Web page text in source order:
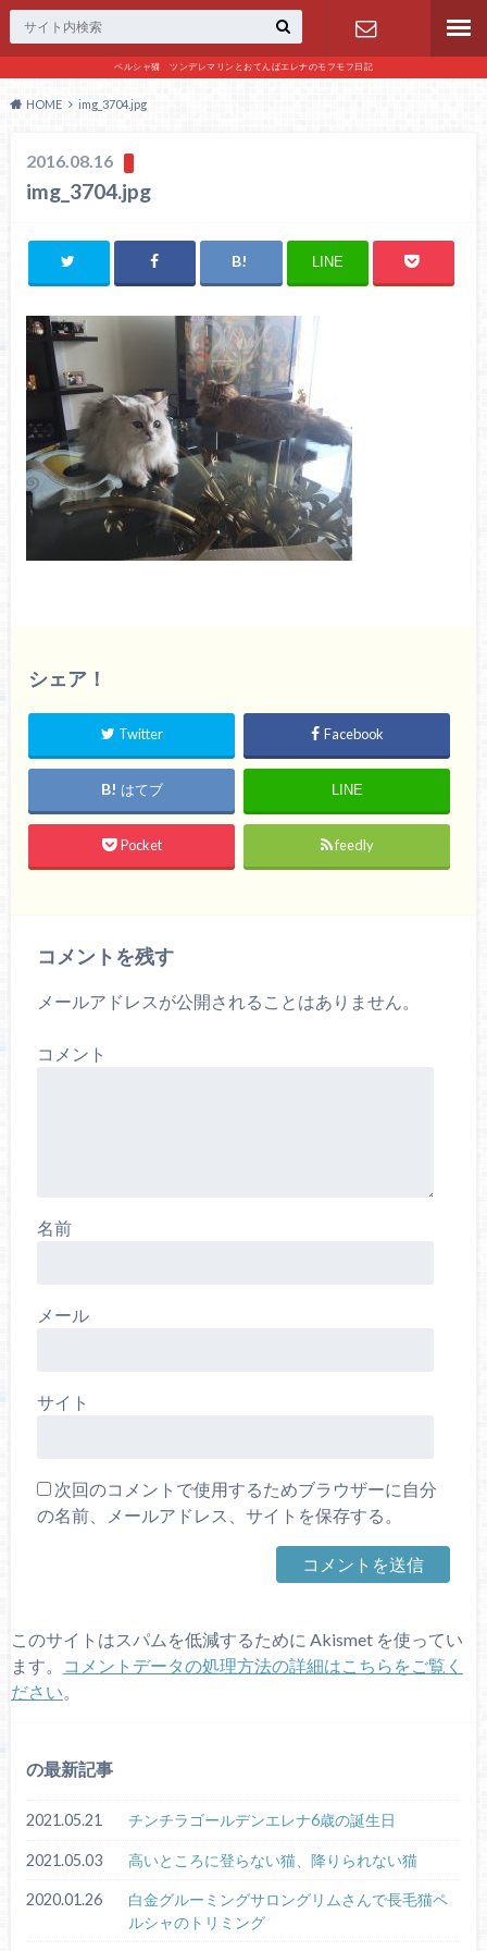
ペルシャ猫 ツンデレマリンとおてんばエレナのモフモフ日記
お問い合わ
HOME img_3704.jpg
2016.08.16
img_3704.jpg
LINE
シェア！
Twitter Facebook
はてブ LINE
Pocket feedly
コメントを残す
メールアドレスが公開されることはありません。
コメント
名前
メール
サイト
次回のコメントで使用するためブラウザーに自分
の名前、メールアドレス、サイトを保存する。
このサイトはスパムを低減するために Akismet を使ってい
ます。
コメントデータの処理方法の詳細はこちらをご覧く
ださい
の最新記事
2021.05.21 チンチラゴールデンエレナ6歳の誕生日
2021.05.03 高いところに登らない猫、降りられない猫
2020.01.26
白金グルーミングサロングリムさんで長毛猫ペ
ルシャのトリミング